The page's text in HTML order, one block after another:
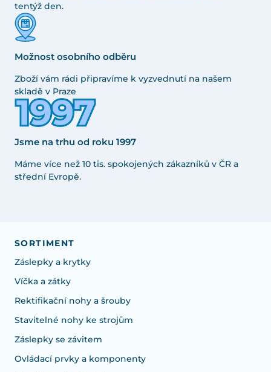
tentýž den.
Možnost osobního odběru
Zboží vám rádi připravíme k vyzvednutí na našem
skladě v Praze
Jsme na trhu od roku 1997
Máme více než 10 tis. spokojených zákazníků v ČR a
střední Evropě.
SORTIMENT
Záslepky a krytky
Víčka a zátky
Rektifikační nohy a šrouby
Stavitelné nohy ke strojům
Záslepky se závitem
Ovládací prvky a komponenty